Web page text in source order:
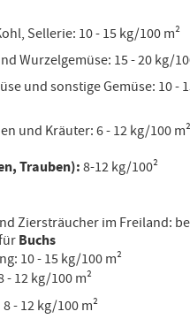
Sellerie: 10 - 15 kg/100 m²
Wurzelgemüse: 15 - 20 kg/
und sonstige Gemüse: 10 -
und Kräuter: 6 - 12 kg/100 m²
Trauben): 8-12 kg/100²
Ziersträucher im Freiland:
Buchs
10 - 15 kg/100 m²
- 12 kg/100 m²
- 12 kg/100 m²